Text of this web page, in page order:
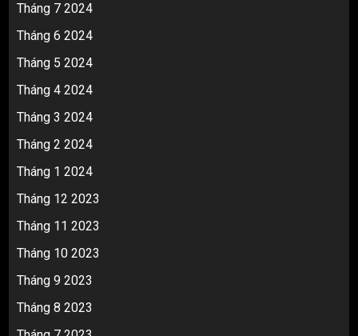
Tháng 7 2024
Tháng 6 2024
Tháng 5 2024
Tháng 4 2024
Tháng 3 2024
Tháng 2 2024
Tháng 1 2024
Tháng 12 2023
Tháng 11 2023
Tháng 10 2023
Tháng 9 2023
Tháng 8 2023